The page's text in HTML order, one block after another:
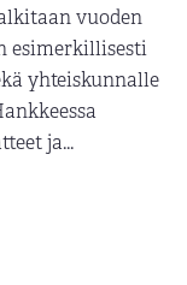
vuoden
esimerkillisesti
yhteiskunnalle
ja...